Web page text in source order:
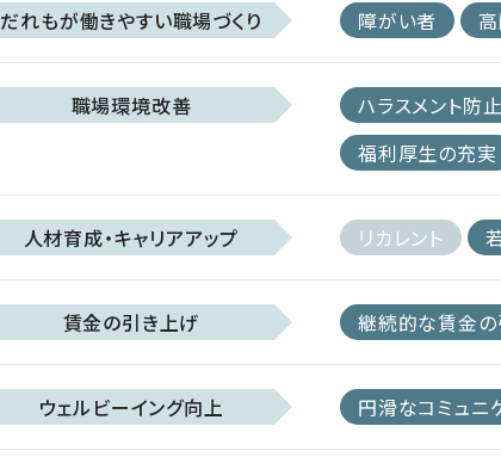
だれもが働きやすい職場づくり 障がい者
職場環境改善 ハラスメント防止
福利厚生の充実
人材育成・キャリアアップ リカレント
賃金の引き上げ 継続的な賃金
ウェルビーイング向上 円滑なコミュニ